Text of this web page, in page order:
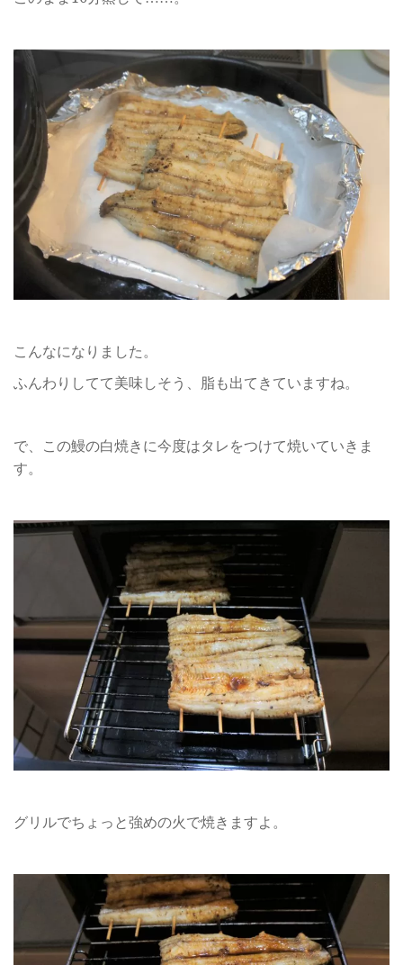
こんなになりました。
ふんわりしてて美味しそう、脂も出てきていますね。
で、この鰻の白焼きに今度はタレをつけて焼いていきま
す。
グリルでちょっと強めの火で焼きますよ。